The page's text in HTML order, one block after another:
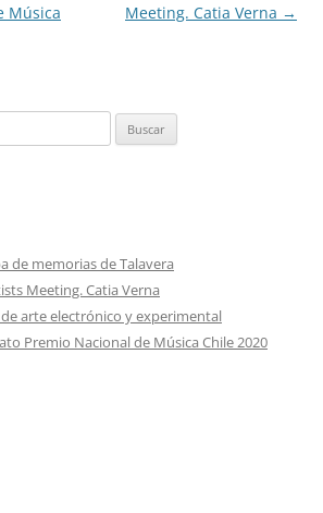
Música
Meeting. Catia Verna →
de memorias de Talavera
Meeting. Catia Verna
de arte electrónico y experimental
Premio Nacional de Música Chile 2020